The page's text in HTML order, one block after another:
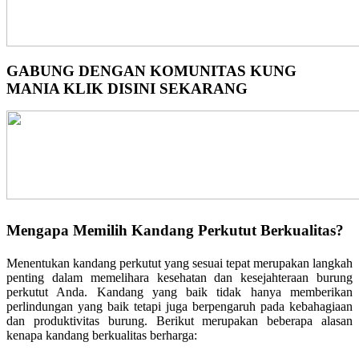
GABUNG DENGAN KOMUNITAS KUNG
MANIA KLIK DISINI SEKARANG
Mengapa Memilih Kandang Perkutut Berkualitas?
Menentukan kandang perkutut yang sesuai tepat merupakan langkah
penting dalam memelihara kesehatan dan kesejahteraan burung
perkutut Anda. Kandang yang baik tidak hanya memberikan
perlindungan yang baik tetapi juga berpengaruh pada kebahagiaan
dan produktivitas burung. Berikut merupakan beberapa alasan
kenapa kandang berkualitas berharga: